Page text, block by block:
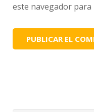
este navegador para